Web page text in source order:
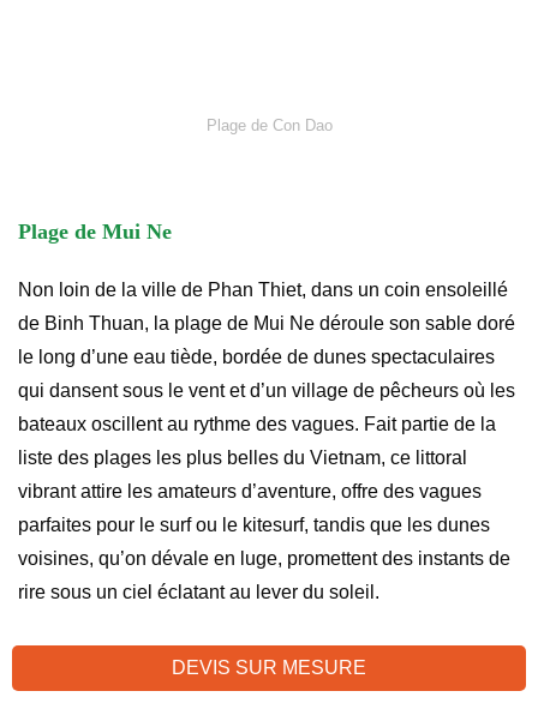
Plage de Con Dao
Plage de Mui Ne
Non loin de la ville de Phan Thiet, dans un coin ensoleillé
de Binh Thuan, la plage de Mui Ne déroule son sable doré
le long d’une eau tiède, bordée de dunes spectaculaires
qui dansent sous le vent et d’un village de pêcheurs où les
bateaux oscillent au rythme des vagues. Fait partie de la
liste des plages les plus belles du Vietnam, ce littoral
vibrant attire les amateurs d’aventure, offre des vagues
parfaites pour le surf ou le kitesurf, tandis que les dunes
voisines, qu’on dévale en luge, promettent des instants de
rire sous un ciel éclatant au lever du soleil.
Chi Minh-Ville, distant d’environ quatre heures, dévoile
DEVIS SUR MESURE